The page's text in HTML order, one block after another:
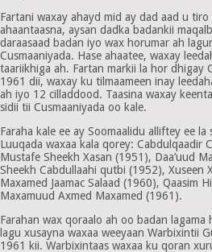
Fartani waxay ahayd mid ay dad aad u
ahaantaasna, aysan dadka badankii
daraasaad badan iyo wax horumar ah
Cusmaaniyada. Hase ahaatee, waxay
taariikhiga ah. Fartan markii la hor dhigay
1961 dii, waxay ku tilmaameen inay
ah iyo 12 cilladdood. Taasina waxay
sidii tii Cusmaaniyada oo kale.
Faraha kale ee ay Soomaalidu alliftey ee
Luuqada waxaa kala qorey: Cabdulqaadir
Mustafe Sheekh Xasan (1951), Daa’uud
Sheekh Cabdullaahi qutbi (1952), Xuseen
Maxamed Jaamac Salaad (1960), Qaasim
Maxamuud Axmed Maxamed (1961).
Farahan wax qoraalo ah oo badan lagama
lagu xusayna waxaa weeyaan Warbixintii
1961 kii. Warbixintaas waxaa ku qoran